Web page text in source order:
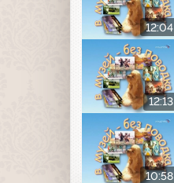
12:04
12:13
10:58